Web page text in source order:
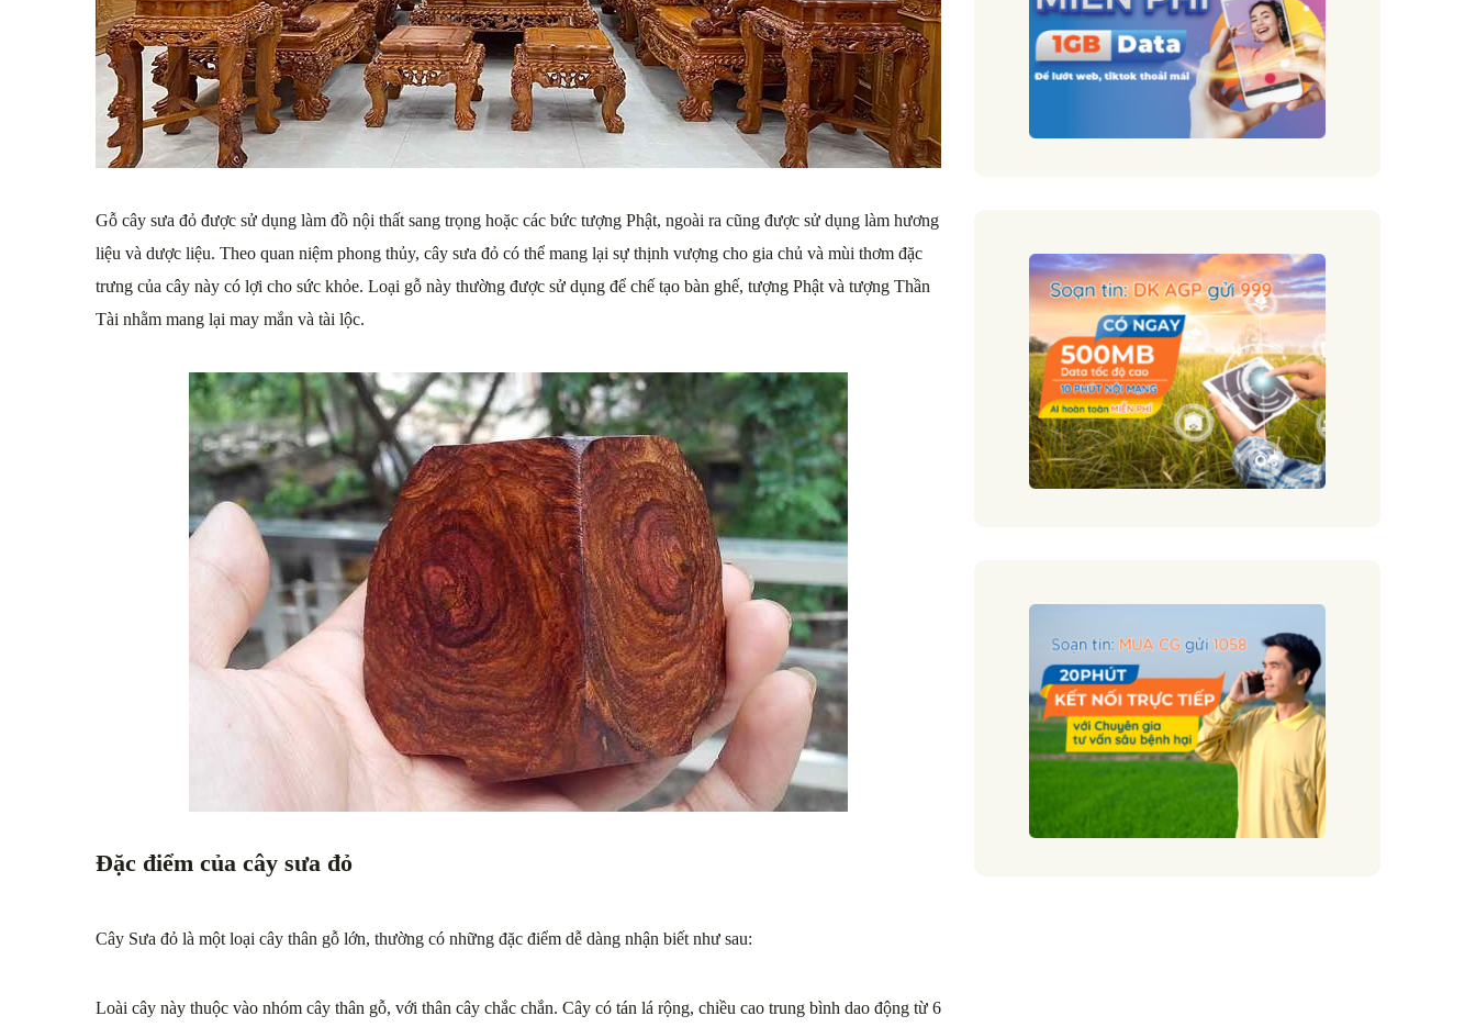
Gỗ cây sưa đỏ được sử dụng làm đồ nội thất sang trọng hoặc các bức tượng Phật, ngoài ra cũng được sử dụng làm hương
liệu và dược liệu. Theo quan niệm phong thủy, cây sưa đỏ có thể mang lại sự thịnh vượng cho gia chủ và mùi thơm đặc
trưng của cây này có lợi cho sức khỏe. Loại gỗ này thường được sử dụng để chế tạo bàn ghế, tượng Phật và tượng Thần
Tài nhằm mang lại may mắn và tài lộc.
Đặc điểm của cây sưa đỏ
Cây Sưa đỏ là một loại cây thân gỗ lớn, thường có những đặc điểm dễ dàng nhận biết như sau:
Loài cây này thuộc vào nhóm cây thân gỗ, với thân cây chắc chắn. Cây có tán lá rộng, chiều cao trung bình dao động từ 6